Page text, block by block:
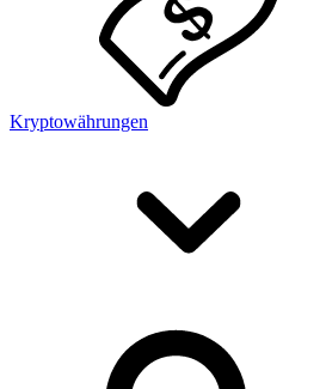
Kryptowährungen